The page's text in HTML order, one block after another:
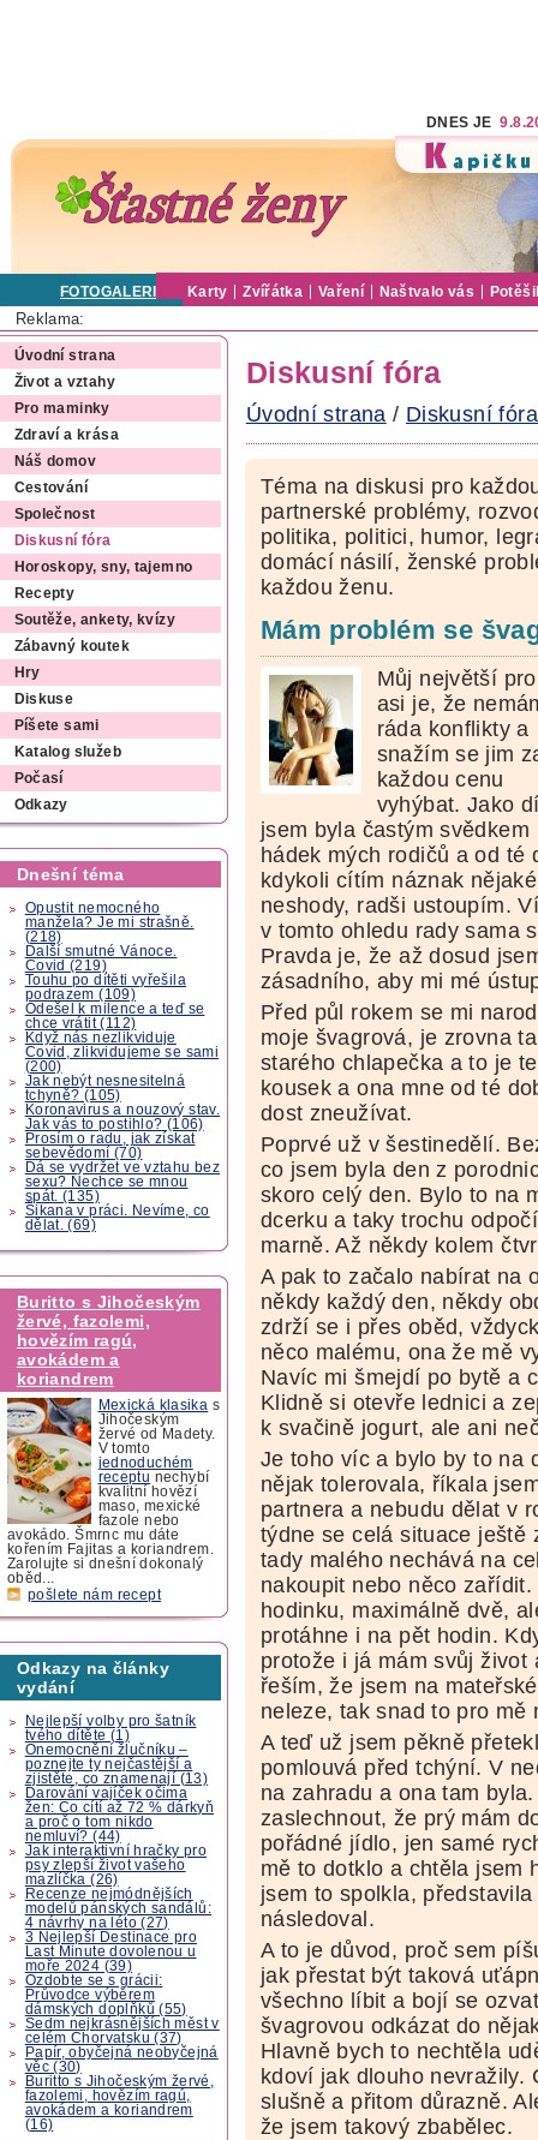
DNES JE
FOTOGALERIE Karty Zvířátka Vaření Naštvalo vás
Reklama:
Úvodní strana
Život a vztahy
Pro maminky
Zdraví a krása
Náš domov
Cestování
Společnost
Diskusní fóra
Horoskopy, sny, tajemno
Recepty
Soutěže, ankety, kvízy
Zábavný koutek
Hry
Diskuse
Píšete sami
Katalog služeb
Počasí
Odkazy
Dnešní téma
Opustit nemocného
manžela? Je mi strašně.
(218)
Další smutné Vánoce.
Covid (219)
Touhu po dítěti vyřešila
podrazem (109)
Odešel k milence a teď se
chce vrátit (112)
Když nás nezlikviduje
Covid, zlikvidujeme se sami
(200)
Jak nebýt nesnesitelná
tchyně? (105)
Koronavirus a nouzový stav.
Jak vás to postihlo? (106)
Prosím o radu, jak získat
sebevědomí (70)
Dá se vydržet ve vztahu bez
sexu? Nechce se mnou
spát. (135)
Šikana v práci. Nevíme, co
dělat. (69)
Buritto s Jihočeským
žervé, fazolemi,
hovězím ragú,
avokádem a
koriandrem
Mexická klasika s
Jihočeským
žervé od Madety.
V tomto
jednoduchém
receptu nechybí
kvalitní hovězí
maso, mexické
fazole nebo
avokádo. Šmrnc mu dáte
kořením Fajitas a koriandrem.
Zarolujte si dnešní dokonalý
oběd...
pošlete nám recept
Odkazy na články
vydání
Nejlepší volby pro šatník
tvého dítěte (1)
Onemocnění žlučníku –
poznejte ty nejčastější a
zjistěte, co znamenají (13)
Darování vajíček očima
žen: Co cítí až 72 % dárkyň
a proč o tom nikdo
nemluví? (44)
Jak interaktivní hračky pro
psy zlepší život vašeho
mazlíčka (26)
Recenze nejmódnějších
modelů pánských sandálů:
4 návrhy na léto (27)
3 Nejlepší Destinace pro
Last Minute dovolenou u
moře 2024 (39)
Ozdobte se s grácii:
Průvodce výběrem
dámských doplňků (55)
Sedm nejkrásnějších měst v
celém Chorvatsku (37)
Papír, obyčejná neobyčejná
věc (30)
Buritto s Jihočeským žervé,
fazolemi, hovězím ragú,
avokádem a koriandrem
(16)
Diskusní fóra
Úvodní strana / Diskusní fóra
Téma na diskusi pro
partnerské problémy,
politika, politici, humor,
domácí násilí, ženské
každou ženu.
Mám problém se
Můj největší
asi je, že
ráda konflikty a
snažím se jim
každou cenu
vyhýbat. Jako
jsem byla častým svědkem
hádek mých rodičů a od té
kdykoli cítím náznak nějaké
neshody, radši ustoupím.
v tomto ohledu rady sama
Pravda je, že až dosud
zásadního, aby mi mé
Před půl rokem se mi
moje švagrová, je zrovna
starého chlapečka a to je
kousek a ona mne od té
dost zneužívat.
Poprvé už v šestinedělí.
co jsem byla den z
skoro celý den. Bylo to na
dcerku a taky trochu
marně. Až někdy kolem
A pak to začalo nabírat na
někdy každý den, někdy
zdrží se i přes oběd,
něco malému, ona že mě
Navíc mi šmejdí po bytě a
Klidně si otevře lednici a
k svačině jogurt, ale ani
Je toho víc a bylo by to na
nějak tolerovala, říkala
partnera a nebudu dělat v
týdne se celá situace ještě
tady malého nechává na
nakoupit nebo něco
hodinku, maximálně dvě,
protáhne i na pět hodin.
protože i já mám svůj život
řeším, že jsem na
neleze, tak snad to pro mě
A teď už jsem pěkně
pomlouvá před tchýní. V
na zahradu a ona tam
zaslechnout, že prý mám
pořádné jídlo, jen samé
mě to dotklo a chtěla jsem
jsem to spolkla,
následoval.
A to je důvod, proč sem
jak přestat být taková
všechno líbit a bojí se
švagrovou odkázat do
Hlavně bych to nechtěla
kdoví jak dlouho nevražily.
slušně a přitom důrazně.
že jsem takový zbabělec.